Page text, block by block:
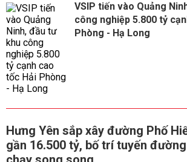
VSIP tiến vào Quảng
công nghiệp 5.800 tỷ
Phòng - Hạ Long
Hưng Yên sắp xây đường Phố
gần 16.500 tỷ, bố trí tuyến